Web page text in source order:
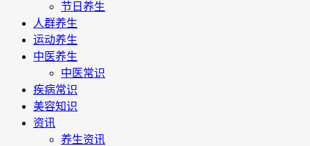
节日养生
人群养生
运动养生
中医养生
中医常识
疾病常识
美容知识
资讯
养生资讯